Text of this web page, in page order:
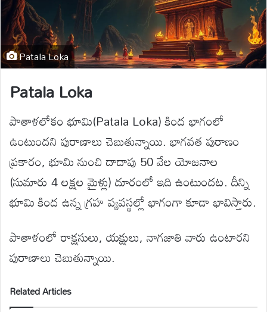
Patala Loka
Patala Loka
పాతాళలోకం భూమి(Patala Loka) కింద భాగంలో
ఉంటుందని పురాణాలు చెబుతున్నాయి. భాగవత పురాణం
ప్రకారం, భూమి నుంచి దాదాపు 50 వేల యోజనాల
(సుమారు 4 లక్షల మైళ్లు) దూరంలో ఇది ఉంటుందట. దీన్ని
భూమి కింద ఉన్న గ్రహ వ్యవస్థల్లో భాగంగా కూడా భావిస్తారు.
పాతాళంలో రాక్షసులు, యక్షులు, నాగజాతి వారు ఉంటారని
పురాణాలు చెబుతున్నాయి.
Related Articles